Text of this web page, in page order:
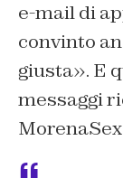
e-mail di
convinto
giusta». E
messaggi